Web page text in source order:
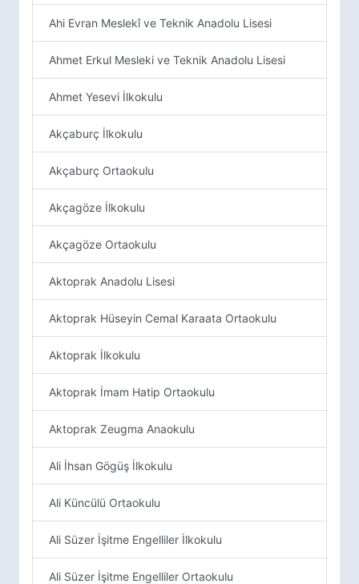
Ahi Evran Meslekî ve Teknik Anadolu Lisesi
Ahmet Erkul Mesleki ve Teknik Anadolu Lisesi
Ahmet Yesevi İlkokulu
Akçaburç İlkokulu
Akçaburç Ortaokulu
Akçagöze İlkokulu
Akçagöze Ortaokulu
Aktoprak Anadolu Lisesi
Aktoprak Hüseyin Cemal Karaata Ortaokulu
Aktoprak İlkokulu
Aktoprak İmam Hatip Ortaokulu
Aktoprak Zeugma Anaokulu
Ali İhsan Gögüş İlkokulu
Ali Küncülü Ortaokulu
Ali Süzer İşitme Engelliler İlkokulu
Ali Süzer İşitme Engelliler Ortaokulu